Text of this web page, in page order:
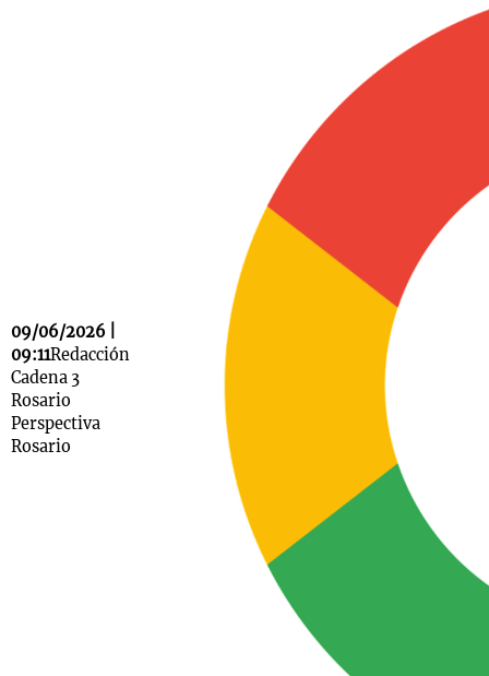
09/06/2026 |
09:11Redacción
Cadena 3
Rosario
Perspectiva
Rosario